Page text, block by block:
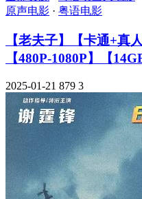
原声电影 · 粤语电影
【老夫子】【卡通+真
【480P-1080P】【
2025-01-21 879 3